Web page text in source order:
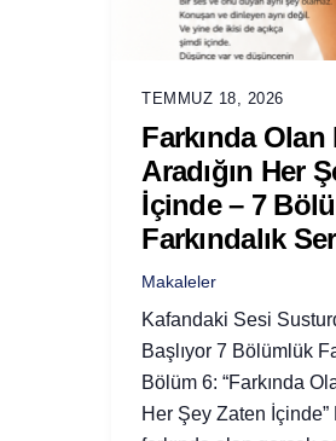
TEMMUZ 18, 2026
Farkında
Aradığın Her
İçinde – 7
Farkındalık
Makaleler
Kafandaki Sesi
Başlıyor 7 Bölümlük
Bölüm 6: “Farkında
Her Şey Zaten